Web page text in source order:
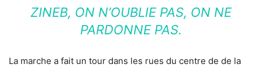
ZINEB, ON N’OUBLIE PAS, ON NE
PARDONNE PAS.
La marche a fait un tour dans les rues du centre de de la